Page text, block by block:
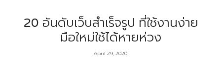
20 อันดับเว็บสำเร็จรูป ที่ใช้งานง่าย
มือใหม่ใช้ได้หายห่วง
April 29, 2020